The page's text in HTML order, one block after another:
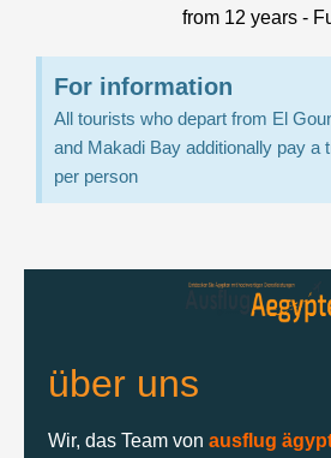
from 12 years -
For information
All tourists who depart from El
and Makadi Bay additionally pay a
per person
über uns
Wir, das Team von ausflug